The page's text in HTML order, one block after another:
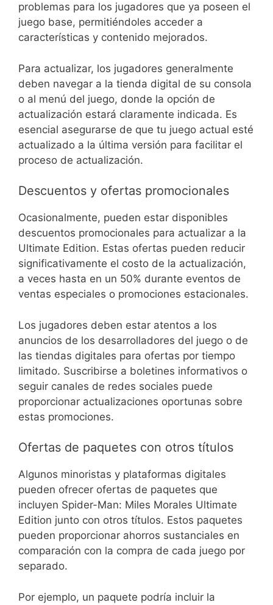
problemas para los jugadores que ya poseen el
juego base, permitiéndoles acceder a
características y contenido mejorados.
Para actualizar, los jugadores generalmente
deben navegar a la tienda digital de su consola
o al menú del juego, donde la opción de
actualización estará claramente indicada. Es
esencial asegurarse de que tu juego actual esté
actualizado a la última versión para facilitar el
proceso de actualización.
Descuentos y ofertas promocionales
Ocasionalmente, pueden estar disponibles
descuentos promocionales para actualizar a la
Ultimate Edition. Estas ofertas pueden reducir
significativamente el costo de la actualización,
a veces hasta en un 50% durante eventos de
ventas especiales o promociones estacionales.
Los jugadores deben estar atentos a los
anuncios de los desarrolladores del juego o de
las tiendas digitales para ofertas por tiempo
limitado. Suscribirse a boletines informativos o
seguir canales de redes sociales puede
proporcionar actualizaciones oportunas sobre
estas promociones.
Ofertas de paquetes con otros títulos
Algunos minoristas y plataformas digitales
pueden ofrecer ofertas de paquetes que
incluyen Spider-Man: Miles Morales Ultimate
Edition junto con otros títulos. Estos paquetes
pueden proporcionar ahorros sustanciales en
comparación con la compra de cada juego por
separado.
Por ejemplo, un paquete podría incluir la